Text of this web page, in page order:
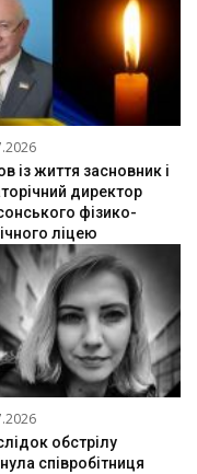
із життя засновник і
директор
фізико-
ліцею
обстрілу
співробітниця